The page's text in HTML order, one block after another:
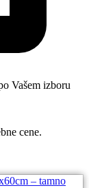
Vašem izboru
cene.